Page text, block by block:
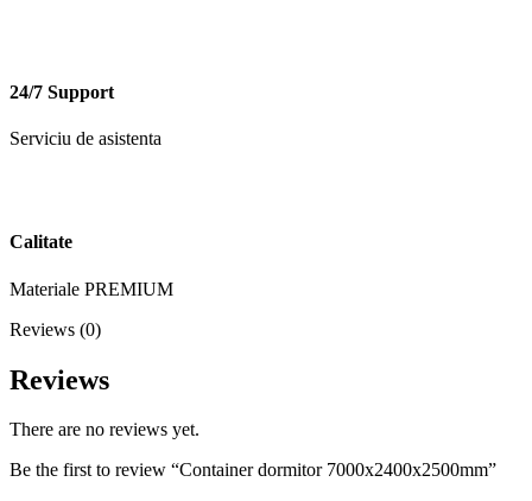
24/7 Support
Serviciu de asistenta
Calitate
Materiale PREMIUM
Reviews (0)
Reviews
There are no reviews yet.
Be the first to review “Container dormitor 7000x2400x2500mm”